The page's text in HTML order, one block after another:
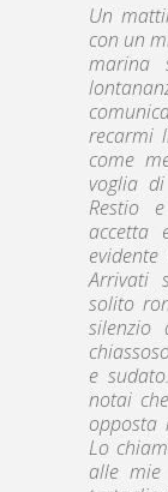
Un
con un
marina
recarmi
come
voglia
Restio
accetta
Arrivati
solito
silenzio
e
notai
opposta
Lo
alle mie